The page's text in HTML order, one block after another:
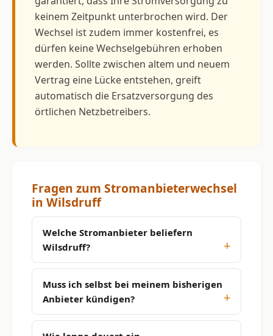
keinem Zeitpunkt unterbrochen wird. Der
Wechsel ist zudem immer kostenfrei, es
dürfen keine Wechselgebühren erhoben
werden. Sollte zwischen altem und neuem
Vertrag eine Lücke entstehen, greift
automatisch die Ersatzversorgung des
örtlichen Netzbetreibers.
Fragen zum Stromanbieterwechsel
in Wilsdruff
Welche Stromanbieter beliefern
Wilsdruff?
Muss ich selbst bei meinem bisherigen
Anbieter kündigen?